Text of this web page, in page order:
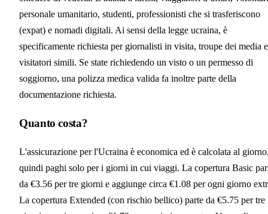
personale umanitario, studenti, professionisti che si trasferiscono
(expat) e nomadi digitali. Ai sensi della legge ucraina, è
specificamente richiesta per giornalisti in visita, troupe dei media e
visitatori simili. Se state richiedendo un visto o un permesso di
soggiorno, una polizza medica valida fa inoltre parte della
documentazione richiesta.
Quanto costa?
L'assicurazione per l'Ucraina è economica ed è calcolata al
quindi paghi solo per i giorni in cui viaggi. La copertura Basic
da €3.56 per tre giorni e aggiunge circa €1.08 per ogni giorno
La copertura Extended (con rischio bellico) parte da €5.75 per tre